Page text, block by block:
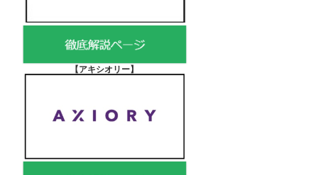
【アキシオリー】